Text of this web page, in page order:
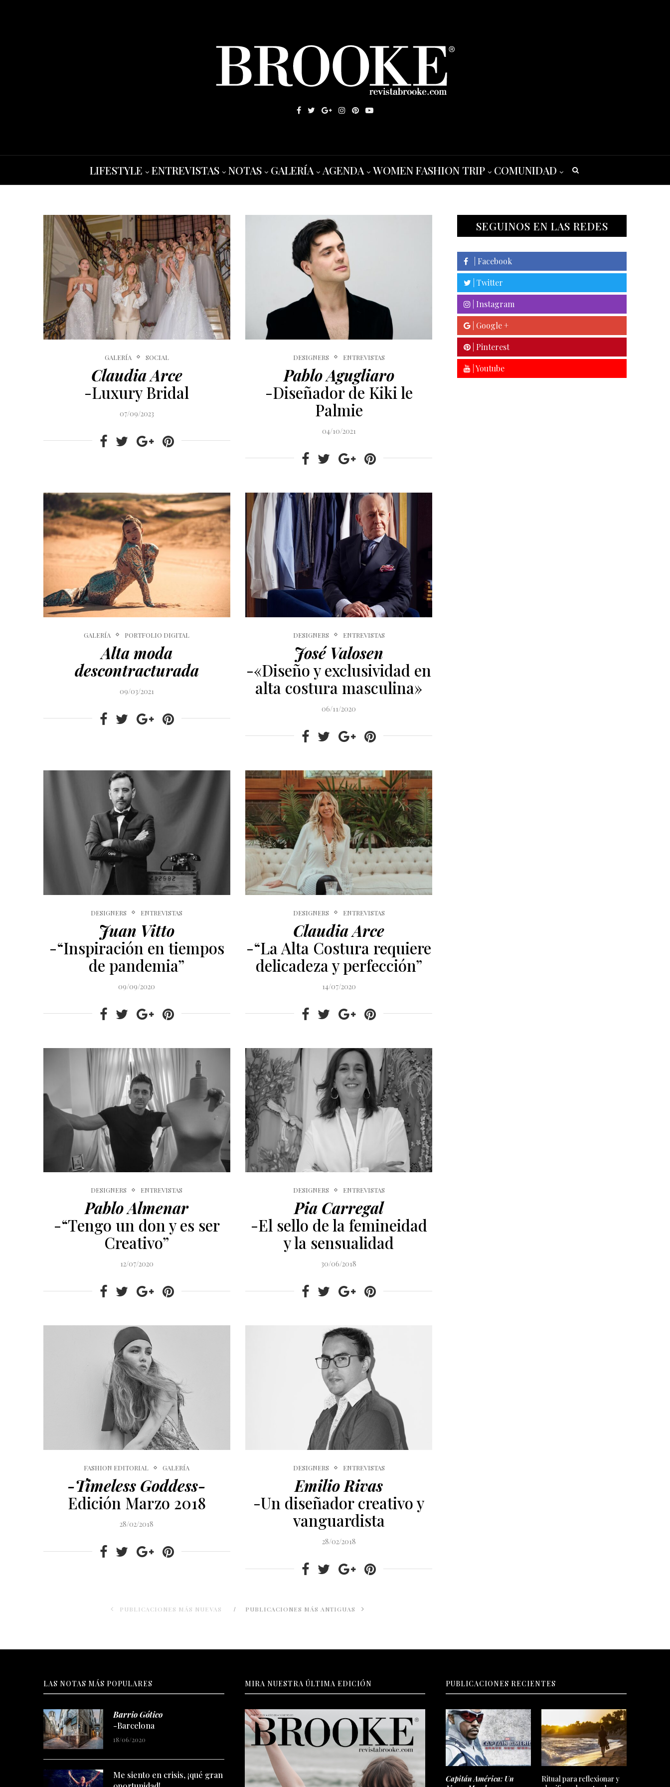
LIFESTYLE ENTREVISTAS NOTAS GALERÍA AGENDA WOMEN FASHION TRIP COMUNIDAD
GALERÍA SOCIAL
Claudia Arce
-Luxury Bridal
07/09/2023
DESIGNERS ENTREVISTAS
Pablo Agugliaro
-Diseñador de Kiki le
Palmie
04/10/2021
GALERÍA PORTFOLIO DIGITAL
Alta moda
descontracturada
09/03/2021
DESIGNERS ENTREVISTAS
José Valosen
-«Diseño y exclusividad en
alta costura masculina»
06/11/2020
DESIGNERS ENTREVISTAS
Juan Vitto
-“Inspiración en tiempos
de pandemia”
09/09/2020
DESIGNERS ENTREVISTAS
Claudia Arce
-“La Alta Costura requiere
delicadeza y perfección”
14/07/2020
DESIGNERS ENTREVISTAS
Pablo Almenar
-“Tengo un don y es ser
Creativo”
12/07/2020
DESIGNERS ENTREVISTAS
Pia Carregal
-El sello de la femineidad
y la sensualidad
30/06/2018
FASHION EDITORIAL GALERÍA
-Timeless Goddess-
Edición Marzo 2018
28/02/2018
DESIGNERS ENTREVISTAS
Emilio Rivas
-Un diseñador creativo y
vanguardista
28/02/2018
PUBLICACIONES MÁS NUEVAS PUBLICACIONES MÁS ANTIGUAS
SEGUINOS EN LAS REDES
| Facebook
| Twitter
| Instagram
| Google +
| Pinterest
| Youtube
LAS NOTAS MÁS POPULARES
Barrio Gótico
-Barcelona
18/06/2020
Me siento en crisis, ¡qué gran
MIRA NUESTRA ÚLTIMA EDICIÓN PUBLICACIONES RECIENTES
Capitán América: Un
Ritual para reflexionar y